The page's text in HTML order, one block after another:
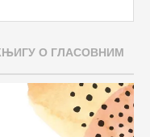
О ГЛАСОВНИМ